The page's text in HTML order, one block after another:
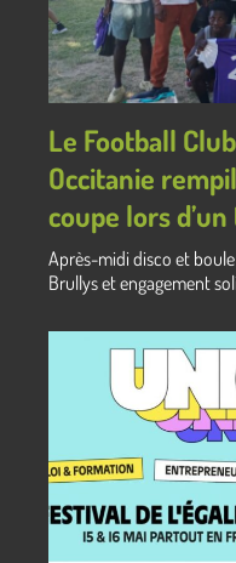
Le Football
Occitanie
coupe lors
Après-midi disco et
Brullys et engagement